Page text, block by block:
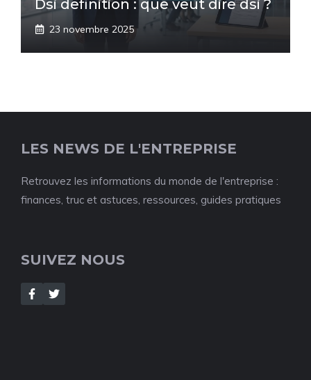
Dsi definition : que veut dire dsi ?
23 novembre 2025
LES NEWS DE L'ENTREPRISE
Retrouvez les informations du monde de l'entreprise :
finances, truc et astuces, ressources, guides pratiques
SUIVEZ NOUS